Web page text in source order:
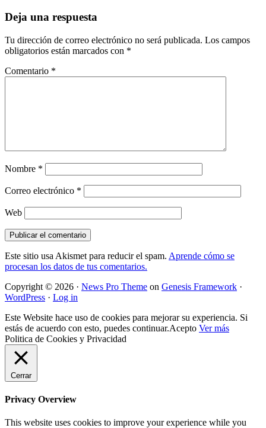
Deja una respuesta
Tu dirección de correo electrónico no será publicada. Los campos
obligatorios están marcados con *
Comentario *
Nombre *
Correo electrónico *
Web
Este sitio usa Akismet para reducir el spam. Aprende cómo se
procesan los datos de tus comentarios.
Copyright © 2026 · News Pro Theme on Genesis Framework ·
WordPress · Log in
Este Website hace uso de cookies para mejorar su experiencia. Si
estás de acuerdo con esto, puedes continuar.Acepto Ver más
Politica de Cookies y Privacidad
Cerrar
Privacy Overview
This website uses cookies to improve your experience while you